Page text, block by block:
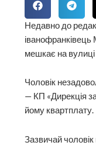
Недавно до
мешкає на
Чоловік
— КП «Дирекція
йому квартплату.
Зазвичай